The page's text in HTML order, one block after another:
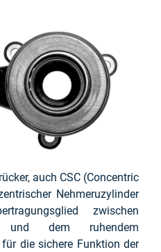
auch CSC (Concentric
Nehmeruzylinder
zwischen
und dem ruhendem
die sichere Funktion der